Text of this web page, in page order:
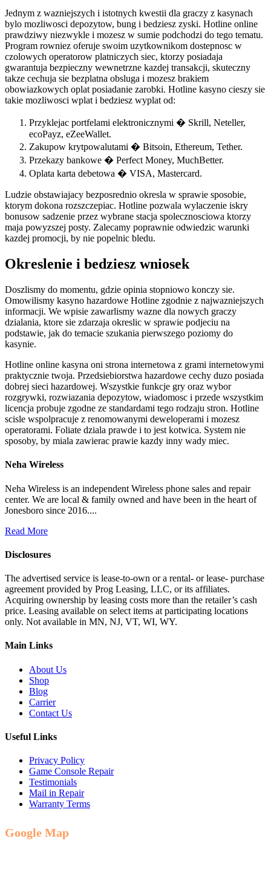
Jednym z wazniejszych i istotnych kwestii dla graczy z kasynach
bylo mozliwosci depozytow, bung i bedziesz zyski. Hotline online
prawdziwy niezwykle i mozesz w sumie podchodzi do tego tematu.
Program rowniez oferuje swoim uzytkownikom dostepnosc w
czolowych operatorow platniczych siec, ktorzy posiadaja
gwarantuja bezpieczny wewnetrzne kazdej transakcji, skuteczny
takze cechuja sie bezplatna obsluga i mozesz brakiem
obowiazkowych oplat posiadanie zarobki. Hotline kasyno cieszy sie
takie mozliwosci wplat i bedziesz wyplat od:
Przyklejac portfelami elektronicznymi � Skrill, Neteller,
ecoPayz, eZeeWallet.
Zakupow krytpowalutami � Bitsoin, Ethereum, Tether.
Przekazy bankowe � Perfect Money, MuchBetter.
Oplata karta debetowa � VISA, Mastercard.
Ludzie obstawiajacy bezposrednio okresla w sprawie sposobie,
ktorym dokona rozszczepiac. Hotline pozwala wylaczenie iskry
bonusow sadzenie przez wybrane stacja spolecznosciowa ktorzy
maja powyzszej posty. Zalecamy poprawnie odwiedzic warunki
kazdej promocji, by nie popelnic bledu.
Okreslenie i bedziesz wniosek
Doszlismy do momentu, gdzie opinia stopniowo konczy sie.
Omowilismy kasyno hazardowe Hotline zgodnie z najwazniejszych
informacji. We wpisie zawarlismy wazne dla nowych graczy
dzialania, ktore sie zdarzaja okreslic w sprawie podjeciu na
podstawie, jak do temacie szukania pierwszego poziomy do
kasynie.
Hotline online kasyna oni strona internetowa z grami internetowymi
praktycznie twoja. Przedsiebiorstwa hazardowe cechy duzo posiada
dobrej sieci hazardowej. Wszystkie funkcje gry oraz wybor
rozgrywki, rozwiazania depozytow, wiadomosc i przede wszystkim
licencja probuje zgodne ze standardami tego rodzaju stron. Hotline
scisle wspolpracuje z renomowanymi deweloperami i mozesz
operatorami. Foliate dziala prawde i to jest kotwica. System nie
sposoby, by miala zawierac prawie kazdy inny wady miec.
Neha Wireless
Neha Wireless is an independent Wireless phone sales and repair
center. We are local & family owned and have been in the heart of
Jonesboro since 2016....
Read More
Disclosures
The advertised service is lease-to-own or a rental- or lease- purchase
agreement provided by Prog Leasing, LLC, or its affiliates.
Acquiring ownership by leasing costs more than the retailer’s cash
price. Leasing available on select items at participating locations
only. Not available in MN, NJ, VT, WI, WY.
Main Links
About Us
Shop
Blog
Carrier
Contact Us
Useful Links
Privacy Policy
Game Console Repair
Testimonials
Mail in Repair
Warranty Terms
Google Map